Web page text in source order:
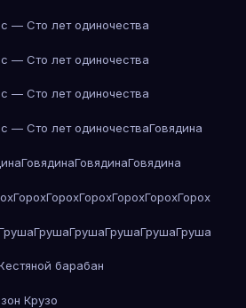
— Сто лет одиночества
— Сто лет одиночества
— Сто лет одиночества
— Сто лет одиночестваГовядина
ГовядинаГовядинаГовядина
ГорохГорохГорохГорохГорохГорох
ГрушаГрушаГрушаГрушаГруша
барабан
Крузо